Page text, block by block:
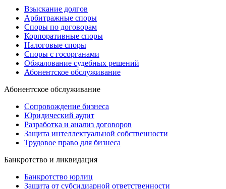
Взыскание долгов
Арбитражные споры
Споры по договорам
Корпоративные споры
Налоговые споры
Споры с госорганами
Обжалование судебных решений
Абонентское обслуживание
Абонентское обслуживание
Сопровождение бизнеса
Юридический аудит
Разработка и анализ договоров
Защита интеллектуальной собственности
Трудовое право для бизнеса
Банкротство и ликвидация
Банкротство юрлиц
Защита от субсидиарной ответственности